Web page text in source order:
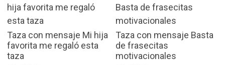
Taza con mensaje Mi hija
favorita me regaló esta
taza
Taza con mensaje Basta
de frasecitas
motivacionales